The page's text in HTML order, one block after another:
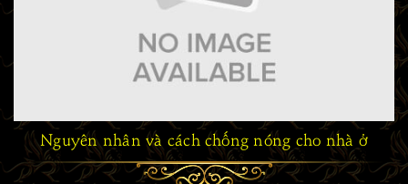
Nguyên nhân và cách chống nóng cho nhà ở